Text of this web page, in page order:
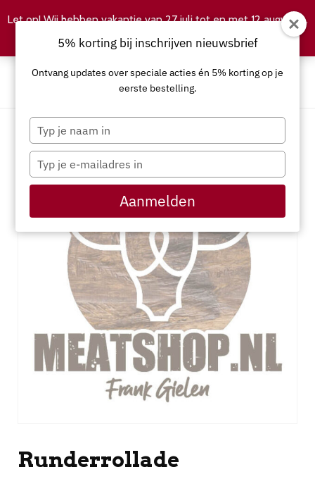
Runderrollade
5% korting bij inschrijven nieuwsbrief
Ontvang updates over speciale acties én 5% korting op je
eerste bestelling.
Typ
je
naam
Typ
je
e-
in
Aanmelden
Let op! Wij hebben vakantie van 27 juli tot en met 12 augustus.
Negeren